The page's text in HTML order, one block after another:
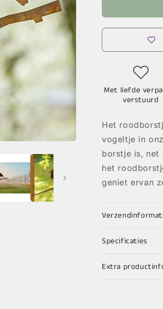
Roodborstje
Met liefde
verstuurd
Het
vogeltje in
borstje is, net
het
geniet ervan
Specificaties
Extra